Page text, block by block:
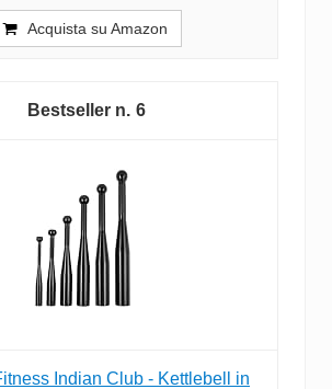
Acquista su Amazon
6
Indian Club - Kettlebell in